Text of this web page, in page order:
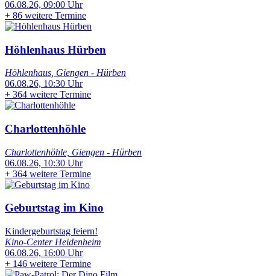
06.08.26, 09:00 Uhr
+ 86 weitere Termine
Höhlenhaus Hürben
Höhlenhaus, Giengen - Hürben
06.08.26, 10:30 Uhr
+ 364 weitere Termine
Charlottenhöhle
Charlottenhöhle, Giengen - Hürben
06.08.26, 10:30 Uhr
+ 364 weitere Termine
Geburtstag im Kino
Kindergeburtstag feiern!
Kino-Center Heidenheim
06.08.26, 16:00 Uhr
+ 146 weitere Termine